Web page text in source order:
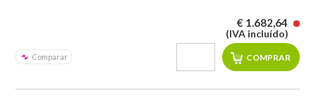
Comparar
€ 1.682,64
(IVA incluído)